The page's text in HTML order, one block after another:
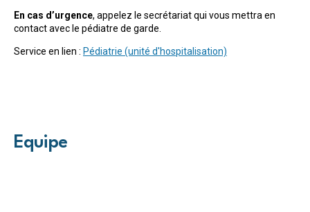
En cas d’urgence, appelez le secrétariat qui vous mettra en
contact avec le pédiatre de garde.
Service en lien : Pédiatrie (unité d'hospitalisation)
Equipe